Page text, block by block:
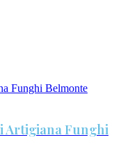
Artigiana Funghi